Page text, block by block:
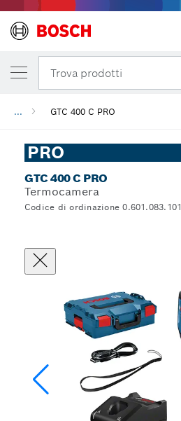
Trova prodotti
... GTC 400 C PRO
PRO
GTC 400 C PRO
Termocamera
Codice di ordinazione 0.601.083.101